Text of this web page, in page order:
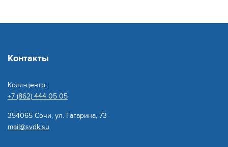
Контакты
Колл-центр:
+7 (862) 444 05 05
354065 Сочи, ул. Гагарина, 73
mail@svdk.su